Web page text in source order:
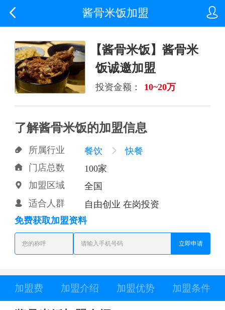

 酱骨米饭加盟
【酱骨米饭】酱骨米
饭诚邀加盟
投资金额： 10~20万
了解酱骨米饭的加盟信息
 所属行业 餐饮  快餐
 门店总数 100家
 加盟区域 全国
 适合人群
自由创业 在岗投资
免费获取加盟资料
立即申请
加盟费 加盟介绍 加盟优势 加盟条件